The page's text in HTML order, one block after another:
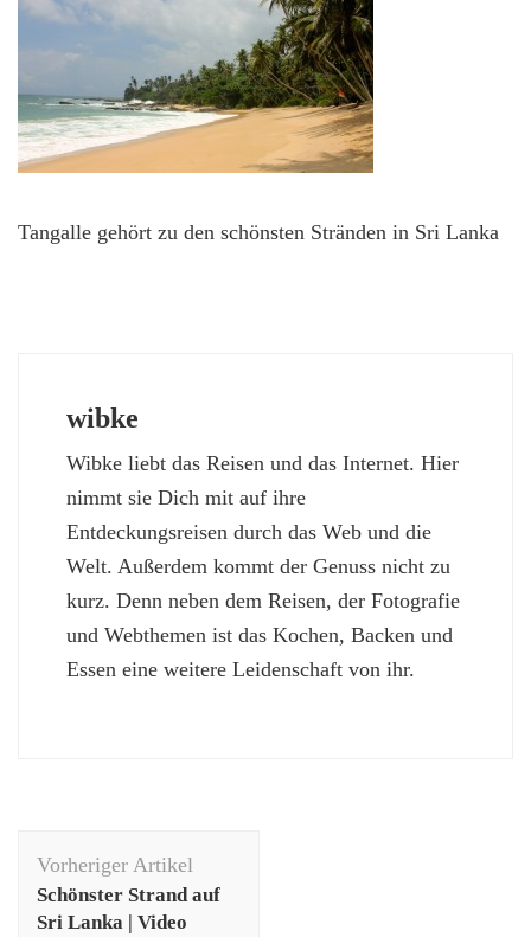
Tangalle gehört zu den schönsten Stränden in Sri Lanka
wibke
Wibke liebt das Reisen und das Internet. Hier
nimmt sie Dich mit auf ihre
Entdeckungsreisen durch das Web und die
Welt. Außerdem kommt der Genuss nicht zu
kurz. Denn neben dem Reisen, der Fotografie
und Webthemen ist das Kochen, Backen und
Essen eine weitere Leidenschaft von ihr.
Vorheriger Artikel
Schönster Strand auf
Sri Lanka | Video